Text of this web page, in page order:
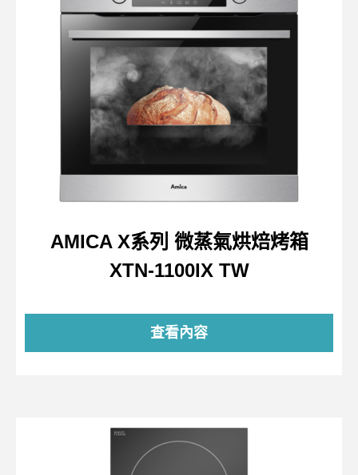
AMICA X系列 微蒸氣烘焙烤箱
XTN-1100IX TW
查看內容